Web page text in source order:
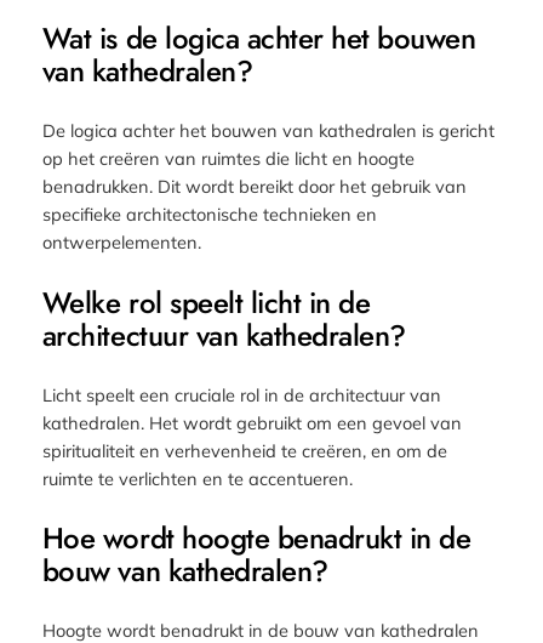
Wat is de logica achter het bouwen
van kathedralen?
De logica achter het bouwen van kathedralen is gericht
op het creëren van ruimtes die licht en hoogte
benadrukken. Dit wordt bereikt door het gebruik van
specifieke architectonische technieken en
ontwerpelementen.
Welke rol speelt licht in de
architectuur van kathedralen?
Licht speelt een cruciale rol in de architectuur van
kathedralen. Het wordt gebruikt om een gevoel van
spiritualiteit en verhevenheid te creëren, en om de
ruimte te verlichten en te accentueren.
Hoe wordt hoogte benadrukt in de
bouw van kathedralen?
Hoogte wordt benadrukt in de bouw van kathedralen